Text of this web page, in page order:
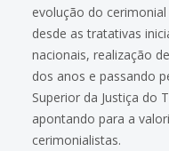
evolução do
desde as tratativas
nacionais, realização
dos anos e passando
Superior da Justiça do
apontando para a
cerimonialistas.